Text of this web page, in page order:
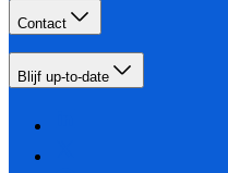
Contact
Blijf up-to-date